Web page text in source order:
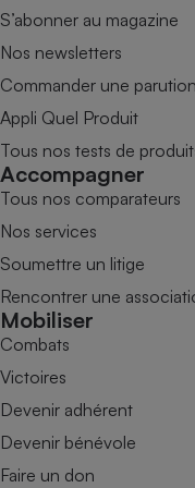
S’abonner au magazine
Nos newsletters
Commander une parution
Appli Quel Produit
Tous nos tests de
Accompagner
Tous nos comparateurs
Nos services
Soumettre un litige
Rencontrer une
Mobiliser
Combats
Victoires
Devenir adhérent
Devenir bénévole
Faire un don